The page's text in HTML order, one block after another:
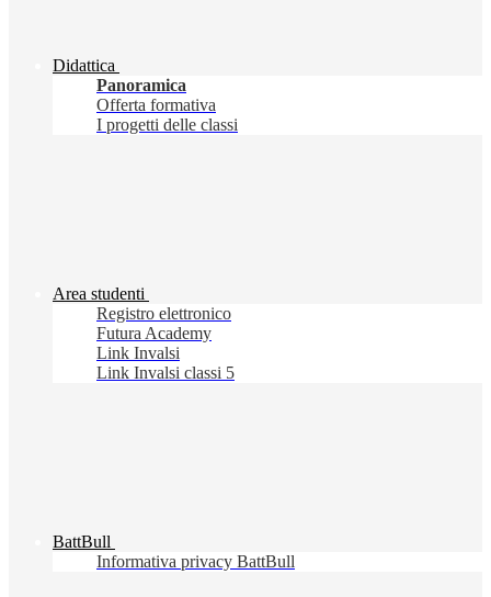
Didattica
Panoramica
Offerta formativa
I progetti delle classi
Area studenti
Registro elettronico
Futura Academy
Link Invalsi
Link Invalsi classi 5
BattBull
Informativa privacy BattBull